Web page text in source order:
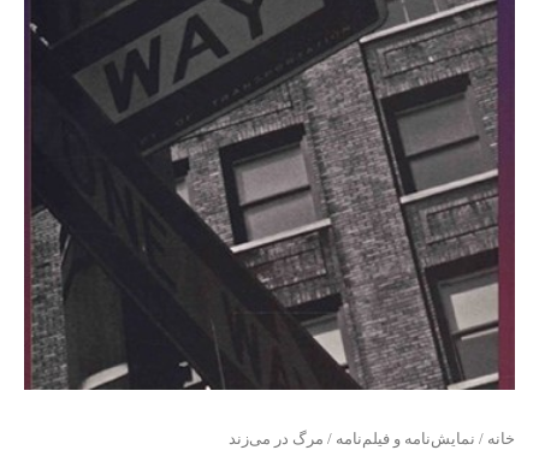
خانه / نمایش‌نامه و فیلم‌نامه / مرگ در می‌زند